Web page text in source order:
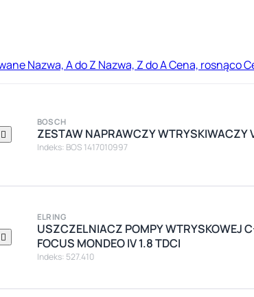
Nazwa, A do Z Nazwa, Z do ACena, rosnąco

BOSCH
ZESTAW NAPRAWCZY WTRYSKIWACZY
Indeks: BOS 1417010997

ELRING
USZCZELNIACZ POMPY WTRYSKOWEJ
FOCUS MONDEO IV 1.8 TDCI
Indeks: 527.410